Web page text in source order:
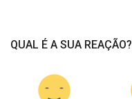
QUAL É A SUA REAÇÃO?